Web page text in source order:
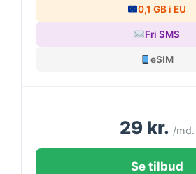
0,1 GB i EU
Fri SMS
eSIM
29 kr. /md.
Se tilbud